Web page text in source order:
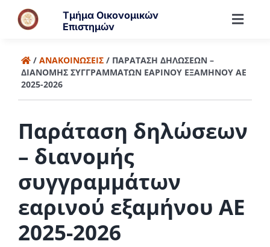
Μετάβαση
περιεχόμενο
Τμήμα Οικονομικών
Επιστημών
Τμήμα
Άνθρωποι
Προπτυχιακά
Μεταπτυχιακά
Έρευνα
/ ΑΝΑΚΟΙΝΏΣΕΙΣ/ ΠΑΡΆΤΑΣΗ ΔΗΛΏΣΕΩΝ –
ΔΙΑΝΟΜΉΣ ΣΥΓΓΡΑΜΜΆΤΩΝ ΕΑΡΙΝΟΎ ΕΞΑΜΉΝΟΥ ΑΕ
2025-2026
Παράταση δηλώσεων
– διανομής
συγγραμμάτων
εαρινού εξαμήνου ΑΕ
2025-2026